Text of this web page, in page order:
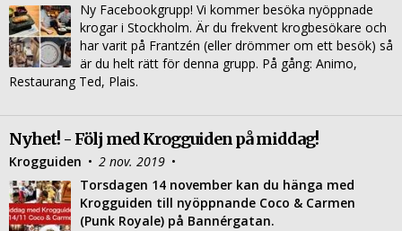
Ny Facebookgrupp! Vi kommer besöka nyöppnade
krogar i Stockholm. Är du frekvent krogbesökare och
har varit på Frantzén (eller drömmer om ett besök) så
är du helt rätt för denna grupp. På gång: Animo,
Restaurang Ted, Plais.
Nyhet! - Följ med Krogguiden på middag!
Krogguiden • 2 nov. 2019 •
Torsdagen 14 november kan du hänga med
Krogguiden till nyöppnande Coco & Carmen
(Punk Royale) på Bannérgatan.